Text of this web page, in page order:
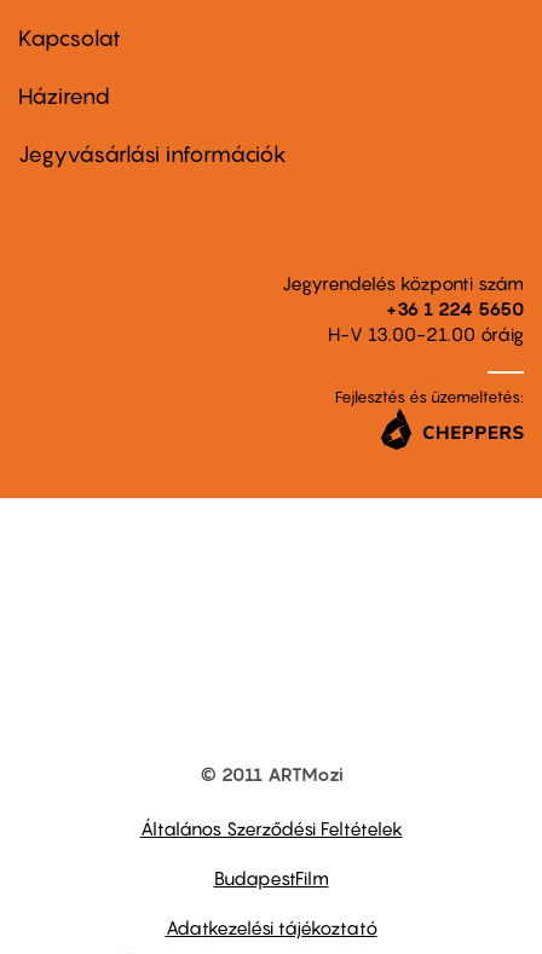
firstKapcsolat
Footer
second
Házirend
Jegyvásárlási információk
Jegyrendelés központi szám
+36 1 224 5650
H-V 13.00-21.00 óráig
Fejlesztés és üzemeltetés:
© 2011 ARTMozi
Általános Szerződési Feltételek
BudapestFilm
Adatkezelési tájékoztató